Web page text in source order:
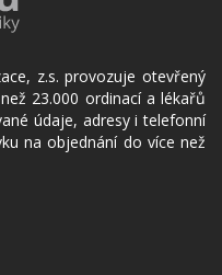
z.s. provozuje otevřený
23.000 ordinací a lékařů
údaje, adresy i telefonní
na objednání do více než